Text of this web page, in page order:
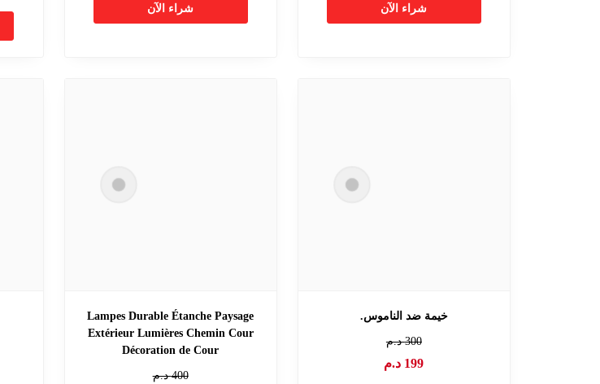
شراء الآن شراء الآن
خيمة ضد الناموس.
300د.م
199 د.م
Lampes Durable Étanche Paysage
Extérieur Lumières Chemin Cour
Décoration de Cour
400د.م